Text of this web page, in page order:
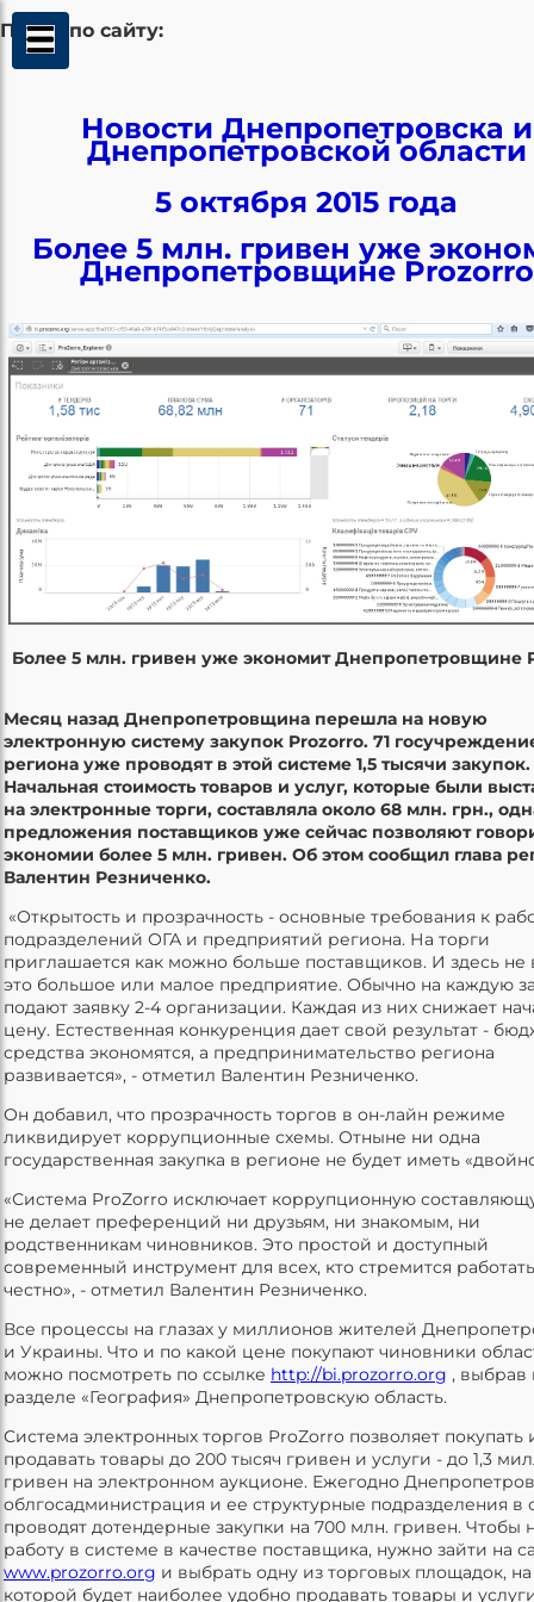
Поиск по сайту:
Новости Днепропетровска и
Днепропетровской области
5 октября 2015 года
Более 5 млн. гривен уже
Днепропетровщине Prozorro
Более 5 млн. гривен уже экономит Днепропетровщине
Месяц назад Днепропетровщина перешла на новую
электронную систему закупок Prozorro. 71
региона уже проводят в этой системе 1,5 тысячи закупок.
Начальная стоимость товаров и услуг, которые были
на электронные торги, составляла около 68 млн. грн.,
предложения поставщиков уже сейчас позволяют
экономии более 5 млн. гривен. Об этом сообщил глава
Валентин Резниченко.
«Открытость и прозрачность - основные требования к
подразделений ОГА и предприятий региона. На торги
приглашается как можно больше поставщиков. И здесь не
это большое или малое предприятие. Обычно на каждую
подают заявку 2-4 организации. Каждая из них снижает
цену. Естественная конкуренция дает свой результат -
средства экономятся, а предпринимательство региона
развивается», - отметил Валентин Резниченко.
Он добавил, что прозрачность торгов в он-лайн режиме
ликвидирует коррупционные схемы. Отныне ни одна
государственная закупка в регионе не будет иметь
«Система ProZorro исключает коррупционную
не делает преференций ни друзьям, ни знакомым, ни
родственникам чиновников. Это простой и доступный
современный инструмент для всех, кто стремится работать
честно», - отметил Валентин Резниченко.
Все процессы на глазах у миллионов жителей
и Украины. Что и по какой цене покупают чиновники
можно посмотреть по ссылке http://bi.prozorro.org , выбрав
разделе «География» Днепропетровскую область.
Система электронных торгов ProZorro позволяет покупать
продавать товары до 200 тысяч гривен и услуги - до 1,3
гривен на электронном аукционе. Ежегодно
облгосадминистрация и ее структурные подразделения в
проводят дотендерные закупки на 700 млн. гривен. Чтобы
работу в системе в качестве поставщика, нужно зайти на
www.prozorro.org и выбрать одну из торговых площадок, на
которой будет наиболее удобно продавать товары и